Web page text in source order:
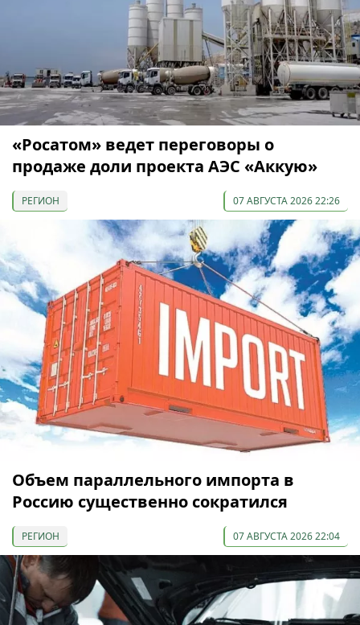
«Росатом» ведет переговоры о
продаже доли проекта АЭС «Аккую»
РЕГИОН 07 АВГУСТА 2026 22:26
Объем параллельного импорта в
Россию существенно сократился
РЕГИОН 07 АВГУСТА 2026 22:04